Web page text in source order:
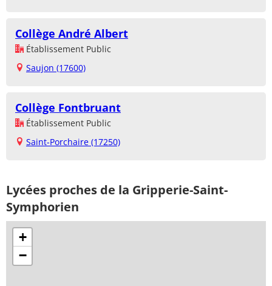
Collège André Albert
Établissement Public
Saujon (17600)
Collège Fontbruant
Établissement Public
Saint-Porchaire (17250)
Lycées proches de la Gripperie-Saint-
Symphorien
+
−